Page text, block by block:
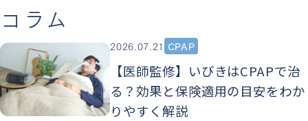
コラム
2026.07.21 CPAP
【医師監修】いびきはCPAPで治
る？効果と保険適用の目安をわか
りやすく解説